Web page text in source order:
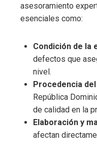
asesoramiento
esenciales como:
Condición de la
defectos que
nivel.
Procedencia
República
de calidad en la
Elaboración y
afectan